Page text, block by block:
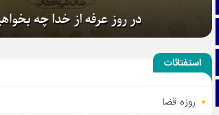
آپارات
اینستاگرام
در روز عرفه از خدا چه
استفتائات
روزه قضا